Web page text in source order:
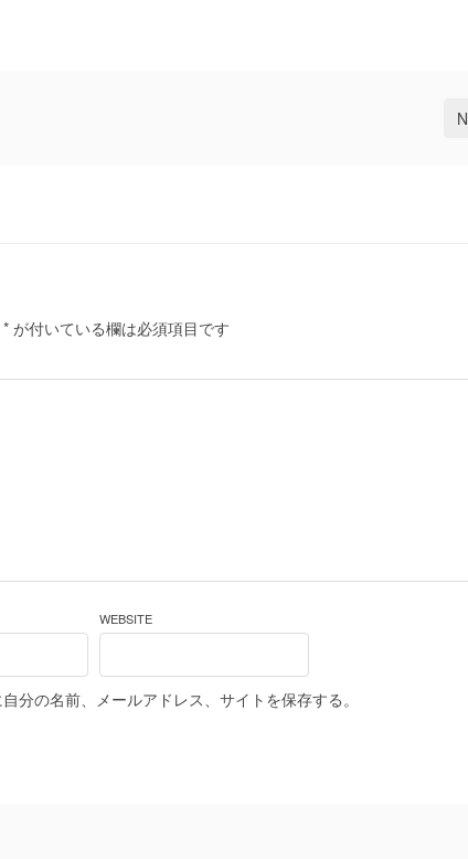
* が付いている欄は必須項目です
WEBSITE
分の名前、メールアドレス、サイトを保存する。